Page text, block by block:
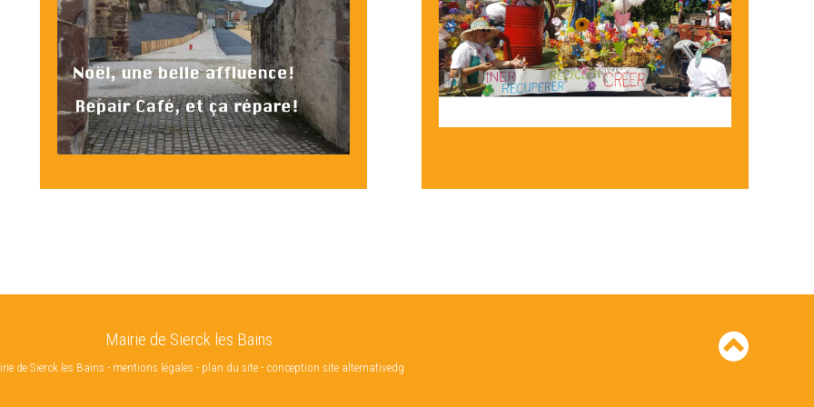
Mairie de Sierck les Bains
de Sierck les Bains - mentions légales - plan du site- conception site alternativedg